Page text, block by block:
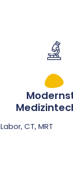
Labor, CT, MRT